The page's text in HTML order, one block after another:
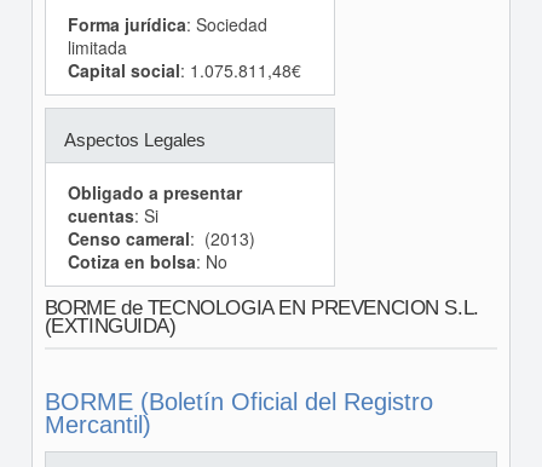
Forma jurídica: Sociedad
limitada
Capital social: 1.075.811,48€
Aspectos Legales
Obligado a presentar
cuentas: Si
Censo cameral: (2013)
Cotiza en bolsa: No
BORME de TECNOLOGIA EN PREVENCION S.L.
(EXTINGUIDA)
BORME (Boletín Oficial del Registro
Mercantil)